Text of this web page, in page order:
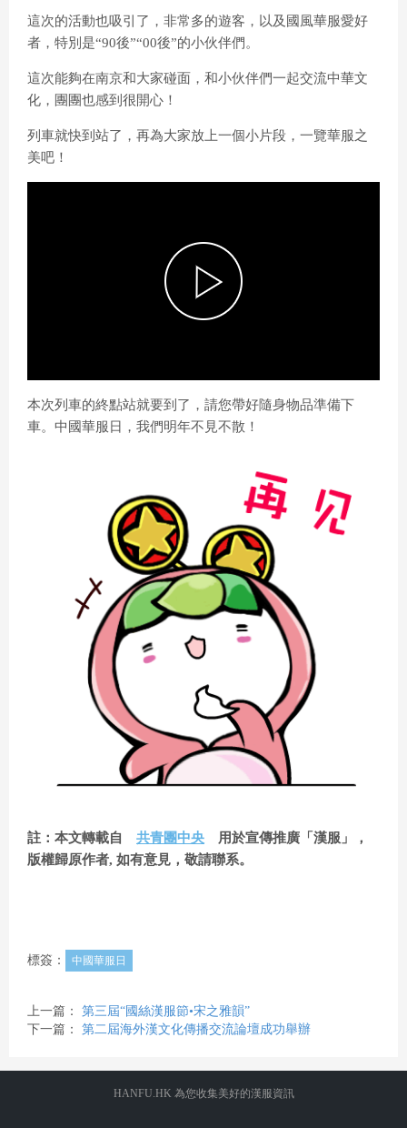
這次的活動也吸引了，非常多的遊客，以及國風華服愛好
者，特別是“90後”“00後”的小伙伴們。
這次能夠在南京和大家碰面，和小伙伴們一起交流中華文
化，團團也感到很開心！
列車就快到站了，再為大家放上一個小片段，一覽華服之
美吧！
P
l
y
V
i
d
e
本次列車的終點站就要到了，請您帶好隨身物品準備下
車。中國華服日，我們明年不見不散！
註：本文轉載自 共青團中央 用於宣傳推廣「漢服」，
版權歸原作者, 如有意見，敬請聯系。
標簽： 中國華服日
上一篇： 第三屆“國絲漢服節•宋之雅韻”
下一篇： 第二屆海外漢文化傳播交流論壇成功舉辦
HANFU.HK 為您收集美好的漢服資訊